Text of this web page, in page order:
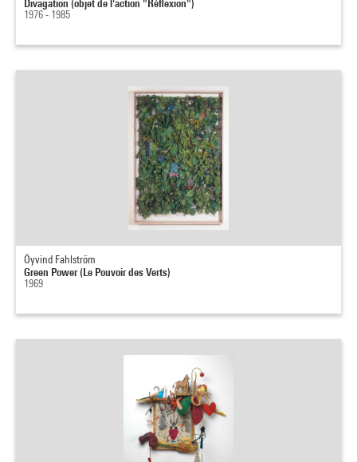
Divagation (objet de l'action "Réflexion")
1976 - 1985
Öyvind Fahlström
Green Power (Le Pouvoir des Verts)
1969